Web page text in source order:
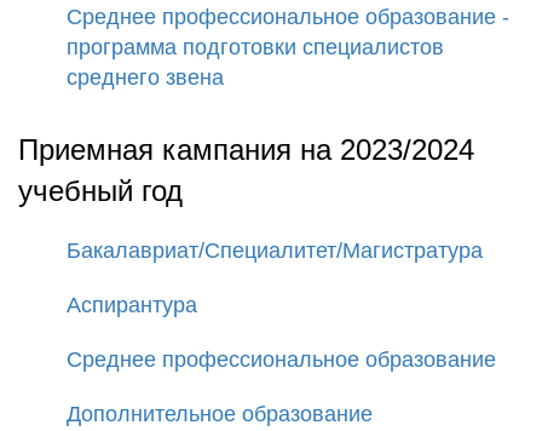
Среднее профессиональное образование -
программа подготовки специалистов
среднего звена
Приемная кампания на 2023/2024
учебный год
Бакалавриат/Специалитет/Магистратура
Аспирантура
Среднее профессиональное образование
Дополнительное образование